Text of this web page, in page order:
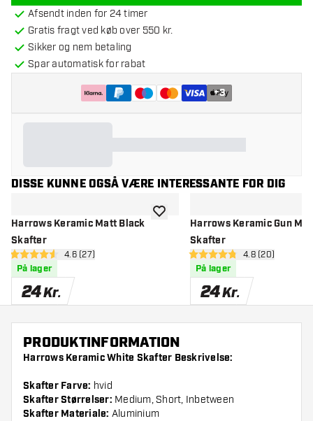
Afsendt inden for 24 timer
Gratis fragt ved køb over 550 kr.
Sikker og nem betaling
Spar automatisk for rabat
+3
DISSE KUNNE OGSÅ VÆRE INTERESSANTE FOR DIG
Harrows Keramic Matt Black
Skafter
åbn anmeldelsespanel
4.6 bedømmelsesstjerner
4.6 (27)
På lager
24Kr.
tilføje til ønskeliste
Harrows Keramic Gun
Skafter
åbn
4.8 bedømmelsesstjerner
4.8 (20)
På lager
24Kr.
PRODUKTINFORMATION
Harrows Keramic White Skafter Beskrivelse:
Skafter Farve: hvid
Skafter Størrelser: Medium, Short, Inbetween
Skafter Materiale: Aluminium